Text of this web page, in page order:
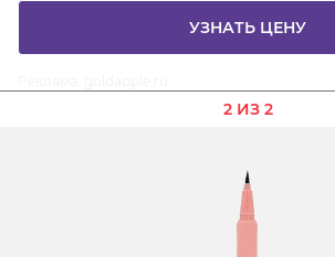
УЗНАТЬ ЦЕНУ
2 ИЗ 2